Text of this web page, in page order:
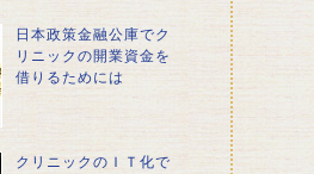
日本政策金融公庫でク
リニックの開業資金を
借りるためには
クリニックのＩＴ化で